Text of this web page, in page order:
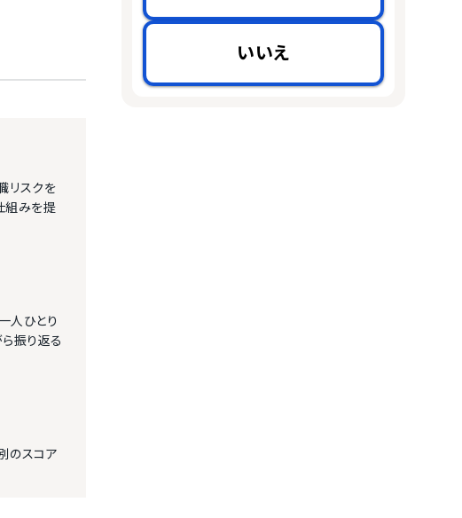
リスクを
組みを提
人ひとり
振り返る
のスコア
いいえ